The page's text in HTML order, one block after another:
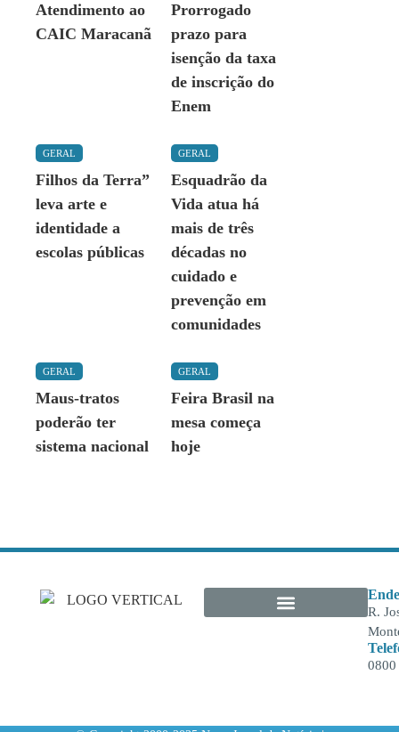
Atendimento ao
CAIC Maracanã
Prorrogado
prazo para
isenção da taxa
de inscrição do
Enem
GERAL
Filhos da Terra”
leva arte e
identidade a
escolas públicas
GERAL
Esquadrão da
Vida atua há
mais de três
décadas no
cuidado e
prevenção em
comunidades
GERAL
Maus-tratos
poderão ter
sistema nacional
GERAL
Feira Brasil na
mesa começa
hoje
R.
0800